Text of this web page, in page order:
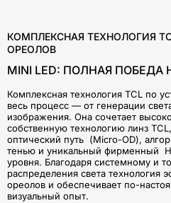
КОМПЛЕКСНАЯ ТЕХНОЛОГИЯ
ОРЕОЛОВ
MINI LED: ПОЛНАЯ
Комплексная технология TCL по
весь процесс — от генерации
изображения. Она сочетает
собственную технологию линз
оптический путь (Micro-OD),
тенью и уникальный фирменный
уровня. Благодаря системному и
распределения света технология
ореолов и обеспечивает по-
визуальный опыт.